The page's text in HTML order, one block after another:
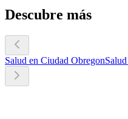
Descubre más
Salud en Ciudad Obregon